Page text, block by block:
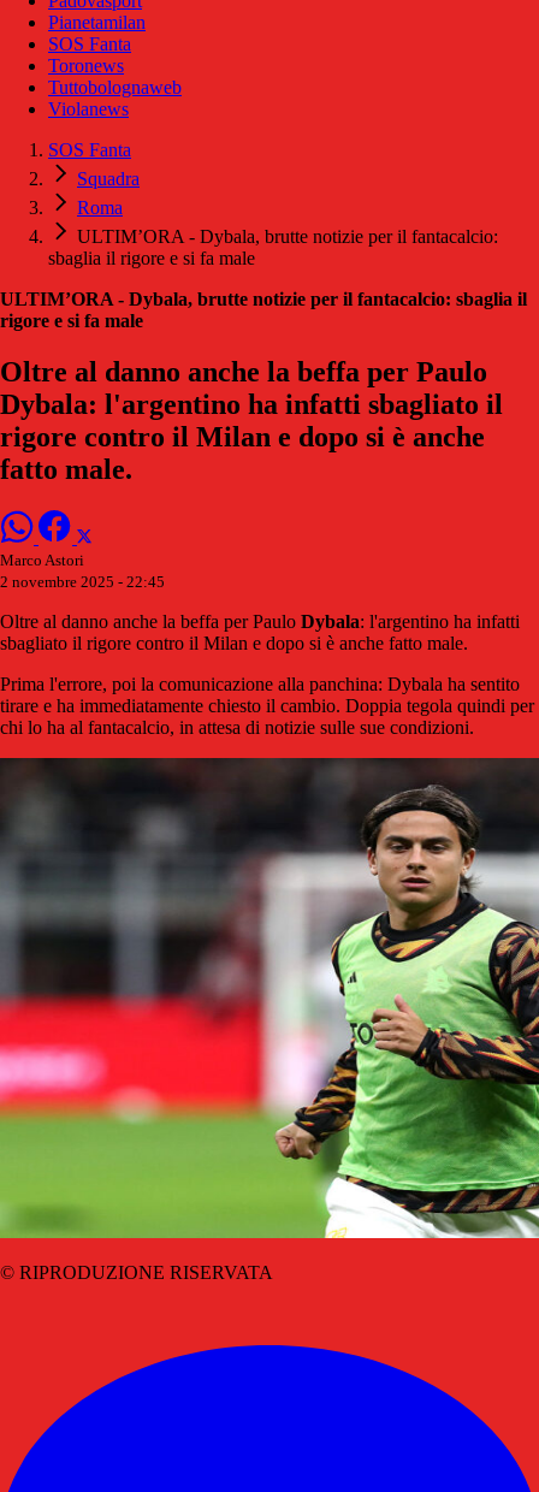
Pianetamilan
SOS Fanta
Toronews
Tuttobolognaweb
Violanews
SOS Fanta
Squadra
Roma
ULTIM’ORA - Dybala, brutte notizie per il fantacalcio:
sbaglia il rigore e si fa male
ULTIM’ORA - Dybala, brutte notizie per il fantacalcio: sbaglia il
rigore e si fa male
Oltre al danno anche la beffa per Paulo
Dybala: l'argentino ha infatti sbagliato il
rigore contro il Milan e dopo si è anche
fatto male.
Marco Astori
2 novembre 2025 - 22:45
Oltre al danno anche la beffa per Paulo Dybala: l'argentino ha infatti
sbagliato il rigore contro il Milan e dopo si è anche fatto male.
Prima l'errore, poi la comunicazione alla panchina: Dybala ha sentito
tirare e ha immediatamente chiesto il cambio. Doppia tegola quindi per
chi lo ha al fantacalcio, in attesa di notizie sulle sue condizioni.
© RIPRODUZIONE RISERVATA